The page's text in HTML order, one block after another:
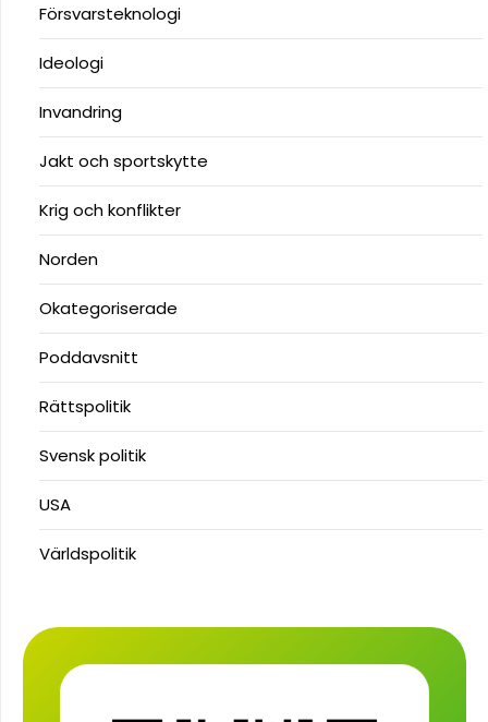
Försvarsteknologi
Ideologi
Invandring
Jakt och sportskytte
Krig och konflikter
Norden
Okategoriserade
Poddavsnitt
Rättspolitik
Svensk politik
USA
Världspolitik